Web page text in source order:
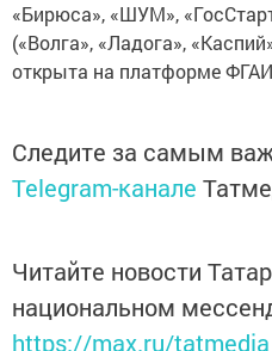
«Бирюса», «ШУМ»,
(«Волга», «Ладога»,
открыта на платформе
Следите за самым
Telegram-канале
Читайте новости
национальном
https://max.ru/tatmedia